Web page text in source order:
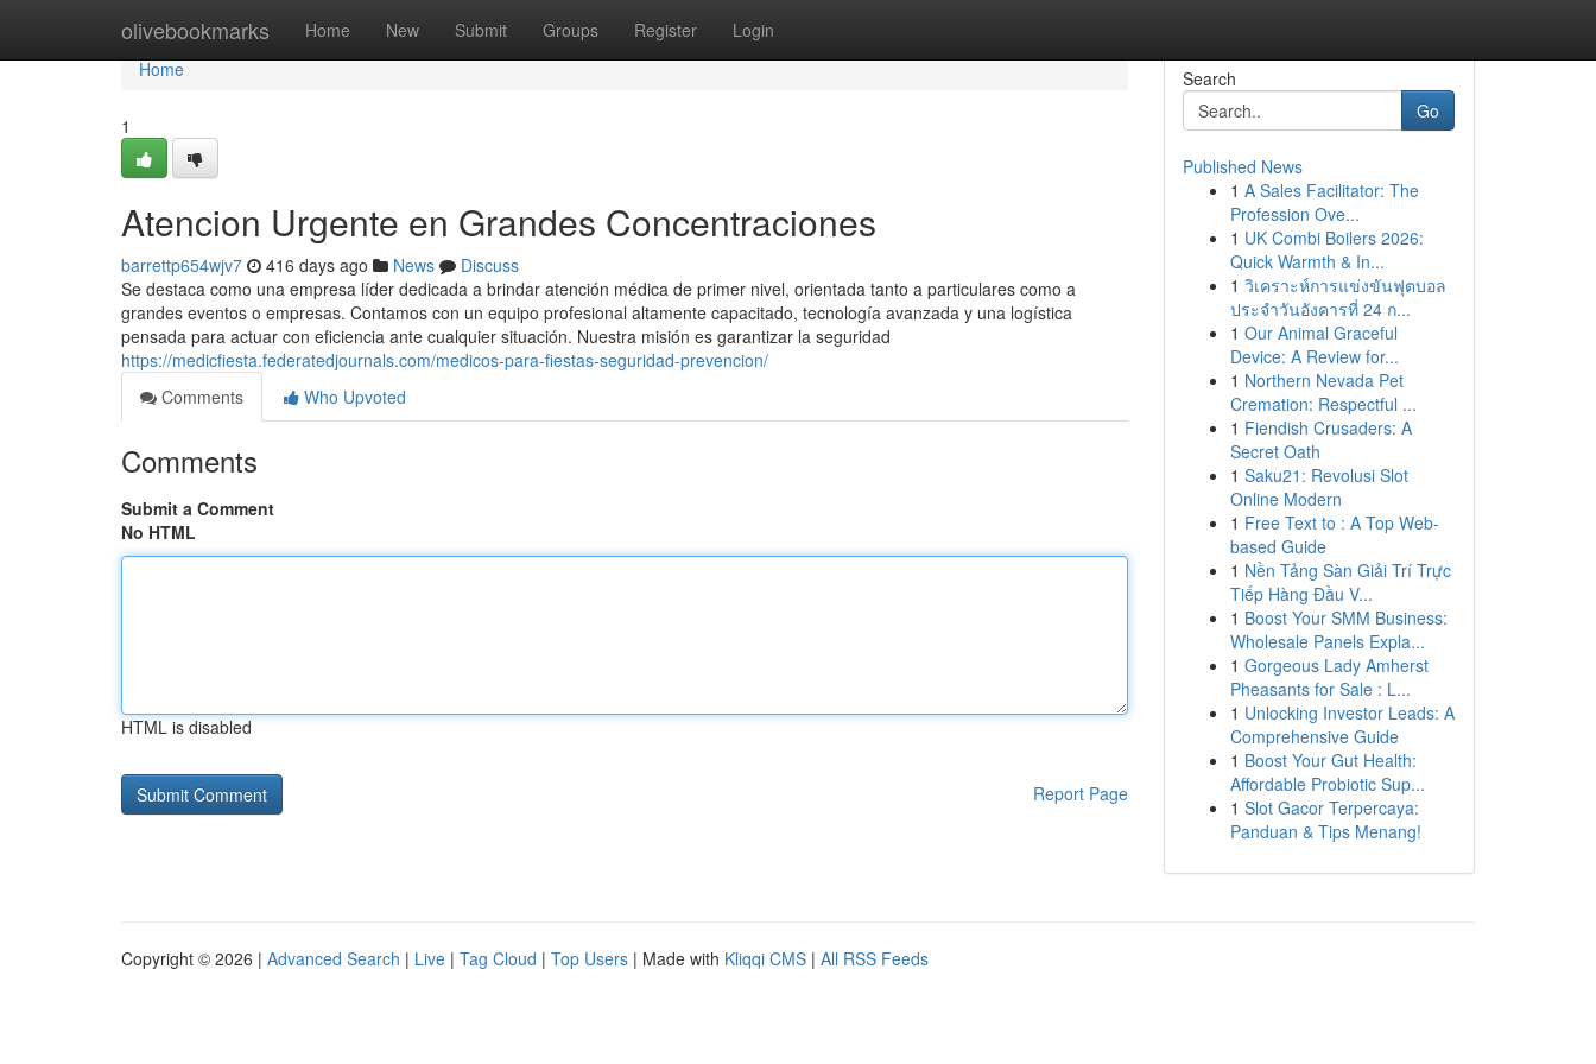
olivebookmarks Home New Submit Groups Register Login
Home
Home
1
Atencion Urgente en Grandes Concentraciones
barrettp654wjv7 416 days ago News
Discuss
Se destaca como una empresa líder dedicada a brindar atención médica de primer nivel, orientada tanto a particulares como a
grandes eventos o empresas. Contamos con un equipo profesional altamente capacitado, tecnología avanzada y una logística
pensada para actuar con eficiencia ante cualquier situación. Nuestra misión es garantizar la seguridad
https://medicfiesta.federatedjournals.com/medicos-para-fiestas-seguridad-prevencion/
Comments
Who Upvoted
Comments
Submit a Comment
No HTML
HTML is disabled
Report Page
Search
Go
Published News
1 A Sales Facilitator: The
Profession Ove...
1 UK Combi Boilers 2026:
Quick Warmth & In...
1 วิเคราะห์การแข่งขันฟุตบอล
ประจำวันอังคารที่ 24 ก...
1 Our Animal Graceful
Device: A Review for...
1 Northern Nevada Pet
Cremation: Respectful ...
1 Fiendish Crusaders: A
Secret Oath
1 Saku21: Revolusi Slot
Online Modern
1 Free Text to : A Top Web-
based Guide
1 Nền Tảng Sàn Giải Trí Trực
Tiếp Hàng Đầu V...
1 Boost Your SMM Business:
Wholesale Panels Expla...
1 Gorgeous Lady Amherst
Pheasants for Sale : L...
1 Unlocking Investor Leads: A
Comprehensive Guide
1 Boost Your Gut Health:
Affordable Probiotic Sup...
1 Slot Gacor Terpercaya:
Panduan & Tips Menang!
Copyright © 2026 | Advanced Search | Live | Tag Cloud | Top Users | Made with Kliqqi CMS | All RSS Feeds